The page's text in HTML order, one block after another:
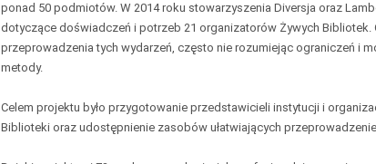
ponad 50 podmiotów. W 2014 roku stowarzyszenia Diversja oraz
dotyczące doświadczeń i potrzeb 21 organizatorów Żywych
przeprowadzenia tych wydarzeń, często nie rozumiejąc ograniczeń i
metody.
Celem projektu było przygotowanie przedstawicieli instytucji i
Biblioteki oraz udostępnienie zasobów ułatwiających